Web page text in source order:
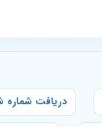
دریافت شماره